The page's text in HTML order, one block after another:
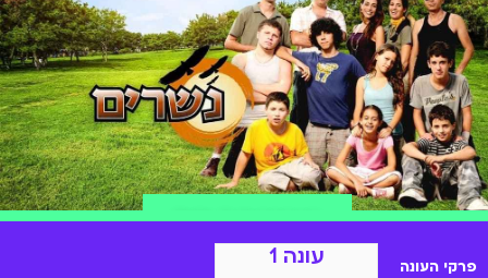
הצטרפות ל-BIGI
פרקי העונה עונה 1